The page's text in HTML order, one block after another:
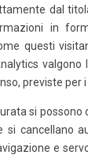
dal
in
questi
previste per i
si possono
si cancellano
e